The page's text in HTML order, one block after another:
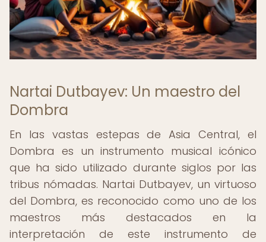
Nartai Dutbayev: Un maestro del
Dombra
En las vastas estepas de Asia Central, el
Dombra es un instrumento musical icónico
que ha sido utilizado durante siglos por las
tribus nómadas. Nartai Dutbayev, un virtuoso
del Dombra, es reconocido como uno de los
maestros más destacados en la
interpretación de este instrumento de